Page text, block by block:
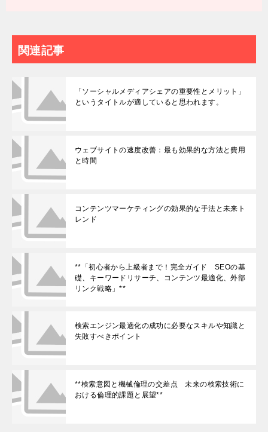
関連記事
「ソーシャルメディアシェアの重要性とメリット」
というタイトルが適していると思われます。
ウェブサイトの速度改善：最も効果的な方法と費用
と時間
コンテンツマーケティングの効果的な手法と未来ト
レンド
**「初心者から上級者まで！完全ガイド SEOの基
礎、キーワードリサーチ、コンテンツ最適化、外部
リンク戦略」**
検索エンジン最適化の成功に必要なスキルや知識と
失敗すべきポイント
**検索意図と機械倫理の交差点 未来の検索技術に
おける倫理的課題と展望**